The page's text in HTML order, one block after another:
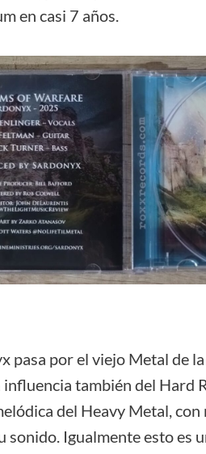
en casi 7 años.
pasa por el viejo Metal de la
también del Hard
del Heavy Metal,
sonido. Igualmente esto es